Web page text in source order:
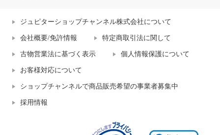
ジュピターショップチャンネル株式会社について
会社概要/免許情報 特定商取引法に関して
古物営業法に基づく表示 個人情報保護について
お客様対応について
ショップチャンネルで商品販売希望の事業者募集中
採用情報